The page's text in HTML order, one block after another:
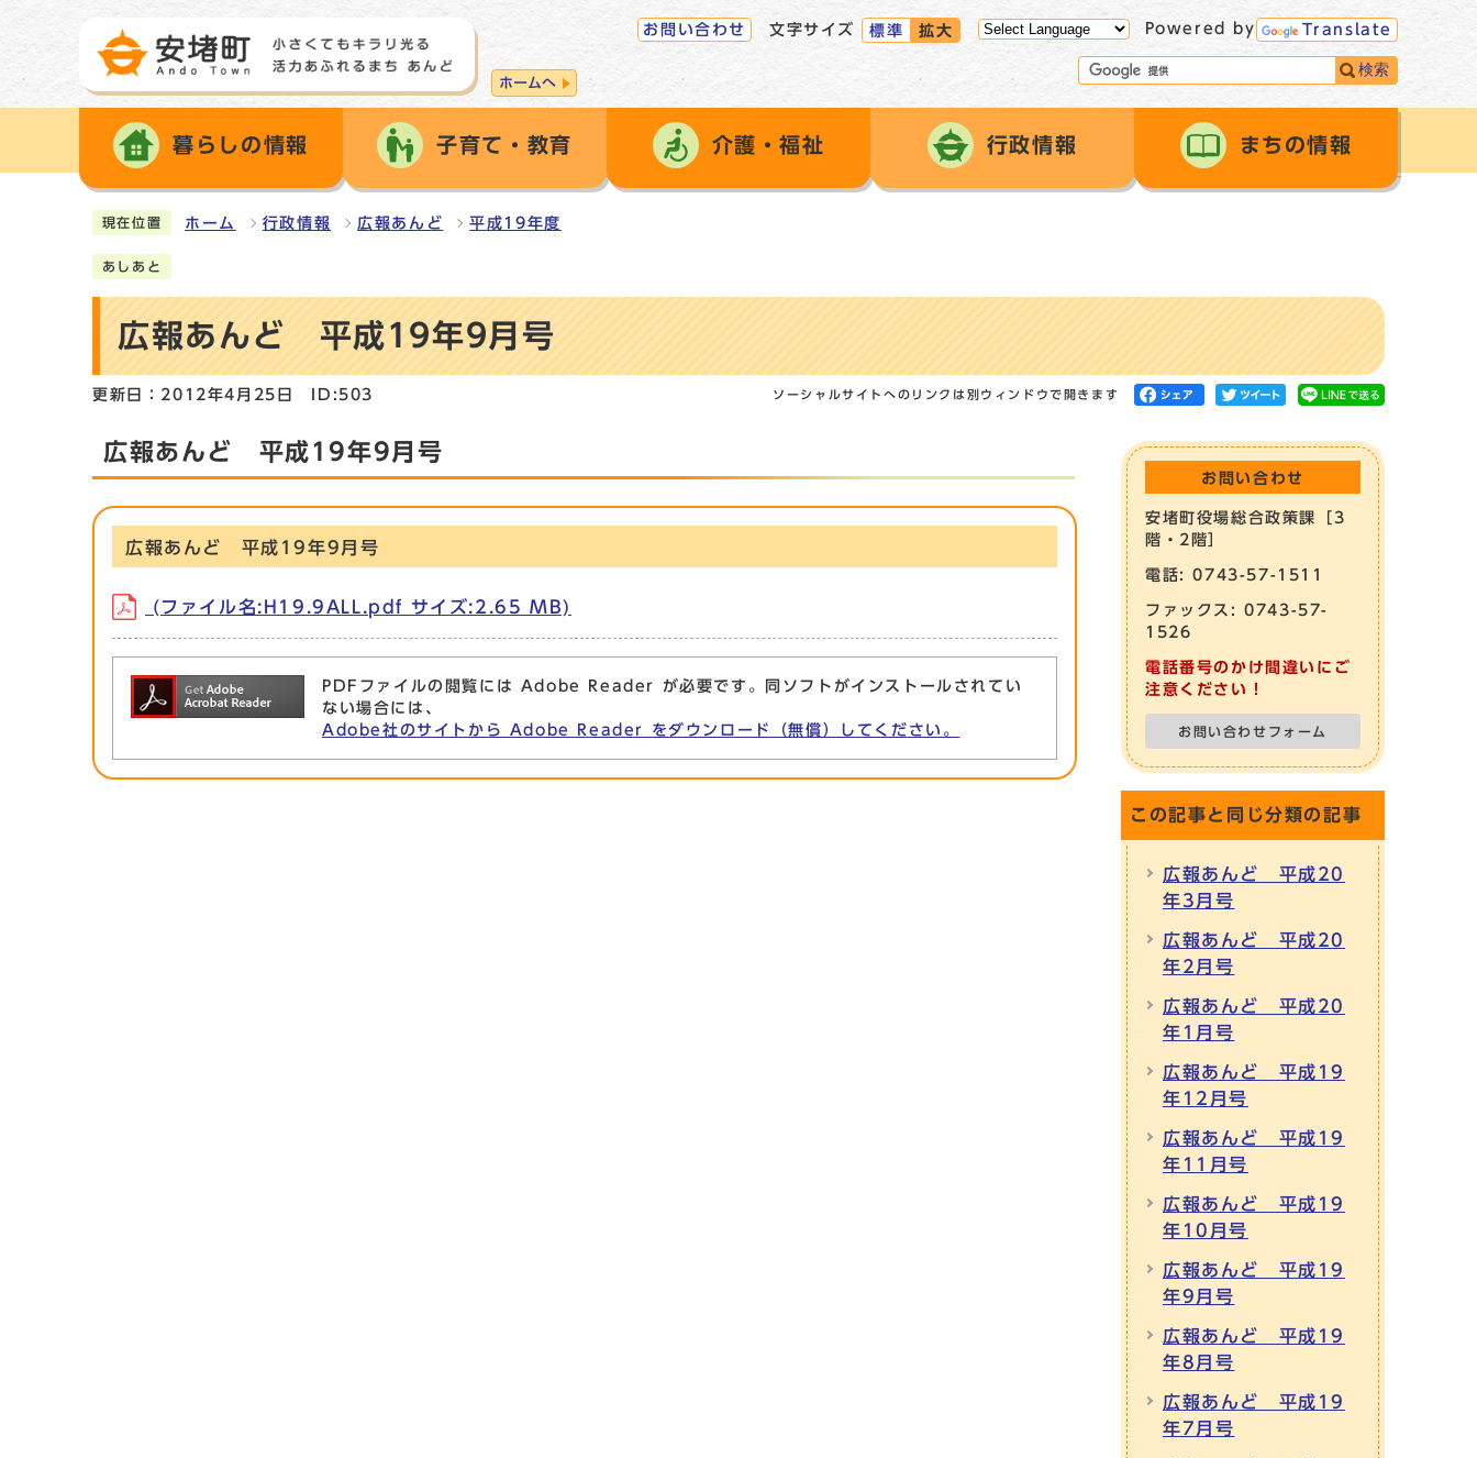
ホームへ
お問い合わせ 文字サイズ 標準 拡大 Powered by Translate
検索
暮らしの情報 子育て・教育 介護・福祉 行政情報 まちの情報
現在位置 ホーム 行政情報 広報あんど 平成19年度
あしあと
広報あんど 平成19年9月号
更新日：2012年4月25日 ID:503 ソーシャルサイトへのリンクは別ウィンドウで開きます
広報あんど 平成19年9月号
広報あんど 平成19年9月号
(ファイル名:H19.9ALL.pdf サイズ:2.65 MB)
PDFファイルの閲覧には Adobe Reader が必要です。同ソフトがインストールされてい
ない場合には、
Adobe社のサイトから Adobe Reader をダウンロード（無償）してください。
お問い合わせ
安堵町役場総合政策課［3
階・2階］
電話: 0743-57-1511
ファックス: 0743-57-
1526
電話番号のかけ間違いにご
注意ください！
お問い合わせフォーム
この記事と同じ分類の記事
広報あんど 平成20
年3月号
広報あんど 平成20
年2月号
広報あんど 平成20
年1月号
広報あんど 平成19
年12月号
広報あんど 平成19
年11月号
広報あんど 平成19
年10月号
広報あんど 平成19
年9月号
広報あんど 平成19
年8月号
広報あんど 平成19
年7月号